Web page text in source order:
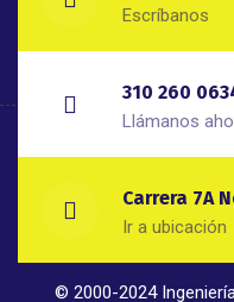
Escríbanos
310 260
Llámanos
Carrera 7A
Ir a ubicación
© 2000-2024